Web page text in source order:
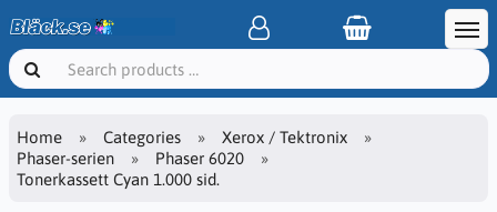
Home Categories
Xerox / Tektronix
Phaser-serien
Phaser 6020
Tonerkassett Cyan 1.000 sid.